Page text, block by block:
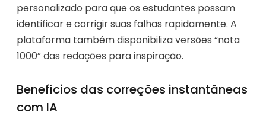
personalizado para que os estudantes possam
identificar e corrigir suas falhas rapidamente. A
plataforma também disponibiliza versões “nota
1000” das redações para inspiração.
Benefícios das correções instantâneas
com IA